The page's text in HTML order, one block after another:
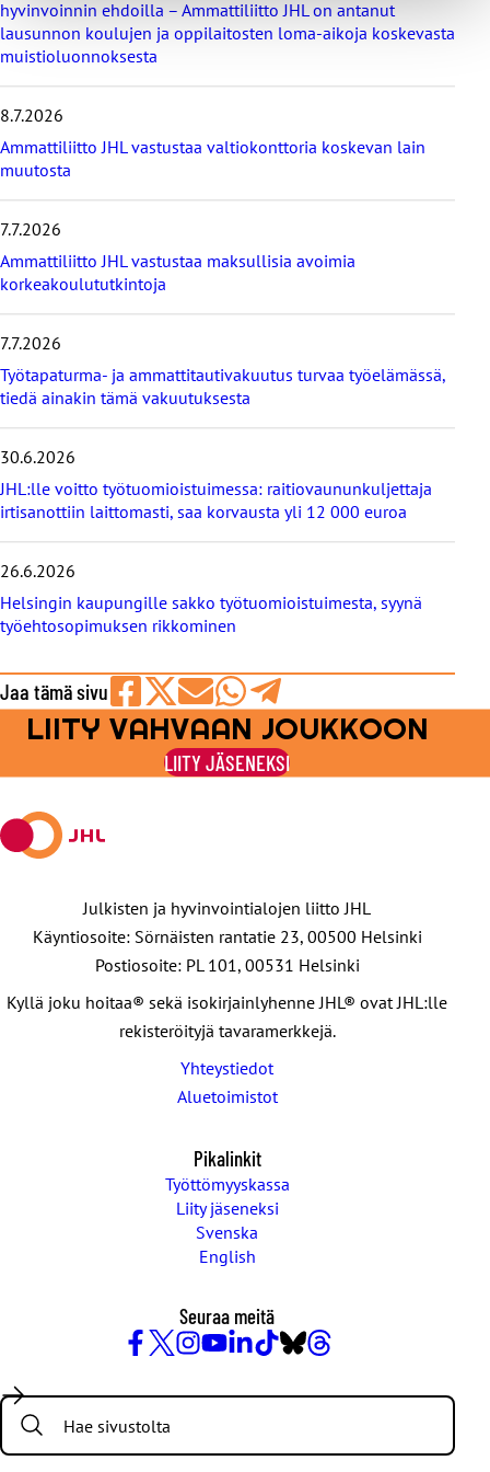
v
i
i
i
s
i
ä
t
u
u
t
i
e
t
hyvinvoinnin ehdoilla – Ammattiliitto JHL on antanut
lausunnon koulujen ja oppilaitosten loma-aikoja koskevasta
muistioluonnoksesta
8.7.2026
Ammattiliitto JHL vastustaa valtiokonttoria koskevan lain
muutosta
7.7.2026
Ammattiliitto JHL vastustaa maksullisia avoimia
korkeakoulututkintoja
7.7.2026
Työtapaturma- ja ammattitautivakuutus turvaa työelämässä,
tiedä ainakin tämä vakuutuksesta
30.6.2026
JHL:lle voitto työtuomioistuimessa: raitiovaununkuljettaja
irtisanottiin laittomasti, saa korvausta yli 12 000 euroa
26.6.2026
Helsingin kaupungille sakko työtuomioistuimesta, syynä
työehtosopimuksen rikkominen
Jaa tämä sivu
Jaa
Facebookissa
Jaa
viestipalvelu
X:ssä
Jaa
sähköpostilla
Jaa
WhatsAppilla
Jaa
Telegramilla
LIITY VAHVAAN JOUKKOON
LIITY JÄSENEKSI
Julkisten ja hyvinvointialojen liitto JHL
Käyntiosoite: Sörnäisten rantatie 23, 00500 Helsinki
Postiosoite: PL 101, 00531 Helsinki
Kyllä joku hoitaa® sekä isokirjainlyhenne JHL® ovat JHL:lle
rekisteröityjä tavaramerkkejä.
Yhteystiedot
Aluetoimistot
Pikalinkit
Työttömyyskassa
Liity jäseneksi
Svenska
English
Seuraa meitä
/
Twitter
Search: